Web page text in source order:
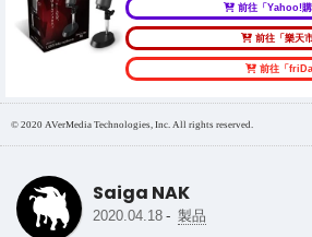
前往「Yahoo!
前往「樂天
前往「
© 2020 AVerMedia Technologies, Inc. All rights reserved.
Saiga NAK
2020.04.18 - 製品